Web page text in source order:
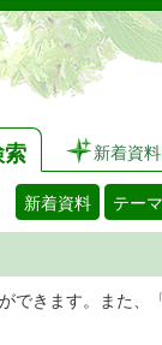
索 新着資料
新着資料 テー
できます。また